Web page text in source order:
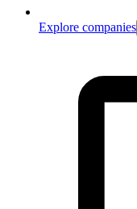
Explore companies